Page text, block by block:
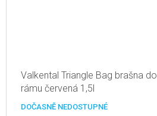
Valkental Triangle Bag brašna do
rámu červená 1,5l
DOČASNĚ NEDOSTUPNÉ